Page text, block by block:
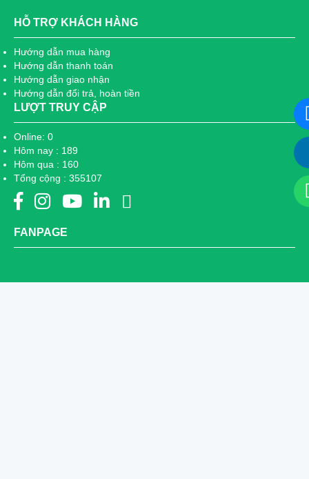
HỖ TRỢ KHÁCH HÀNG
Hướng dẫn mua hàng
Hướng dẫn thanh toán
Hướng dẫn giao nhận
Hướng dẫn đổi trả, hoàn tiền
LƯỢT TRUY CẬP
Online: 0
Hôm nay : 189
Hôm qua : 160
Tổng cộng : 355107
FANPAGE